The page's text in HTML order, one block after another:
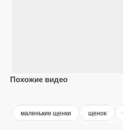
Похожие видео
маленькие щенки щенок